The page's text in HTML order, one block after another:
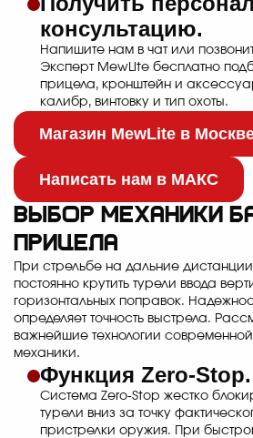
консультацию.
Напишите нам в чат или
Эксперт MewLite бесплатно
прицела, кронштейн и
калибр, винтовку и тип охоты.
Магазин MewLite в
Написать нам в МАКС
Выбор механики
прицела
При стрельбе на дальние
постоянно крутить турели ввода
горизонтальных поправок.
определяет точность выстрела.
важнейшие технологии
механики.
Функция Zero-Stop.
Система Zero-Stop жестко
турели вниз за точку
пристрелки оружия. При